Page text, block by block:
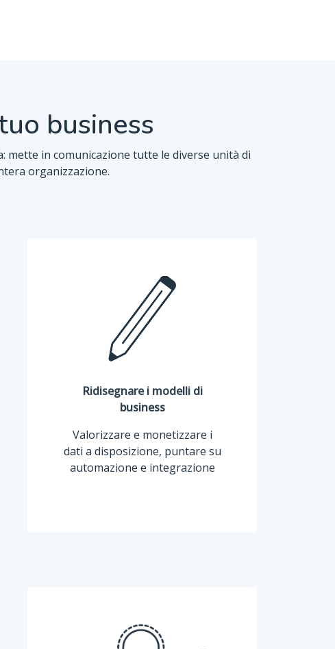
business
mette in comunicazione tutte le diverse unità di
organizzazione.
Ridisegnare i modelli di
business
Valorizzare e monetizzare i
dati a disposizione, puntare su
automazione e integrazione